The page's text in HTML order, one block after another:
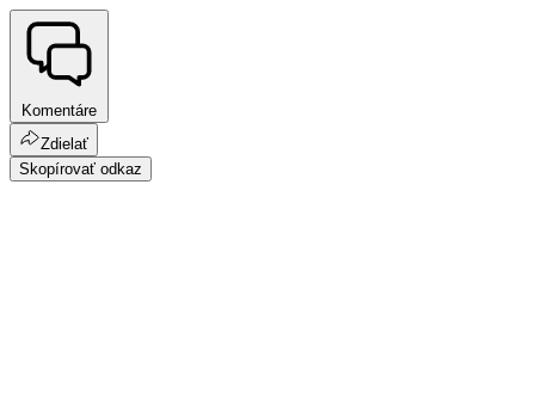
Komentáre
Zdielať
Skopírovať odkaz